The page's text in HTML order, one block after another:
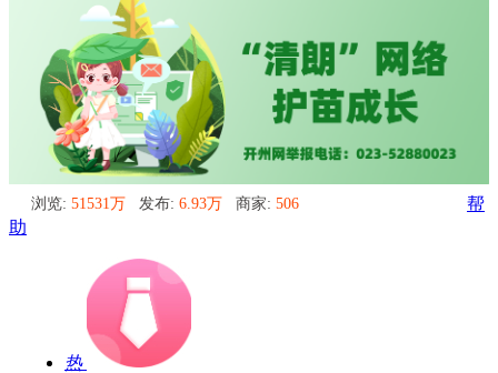
浏览: 51531万 发布: 6.93万 商家: 506
帮
助
热